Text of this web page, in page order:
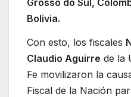
Bolivia.
Con esto, los fiscales
Claudio Aguirre de la
Fe movilizaron la
Fiscal de la Nación